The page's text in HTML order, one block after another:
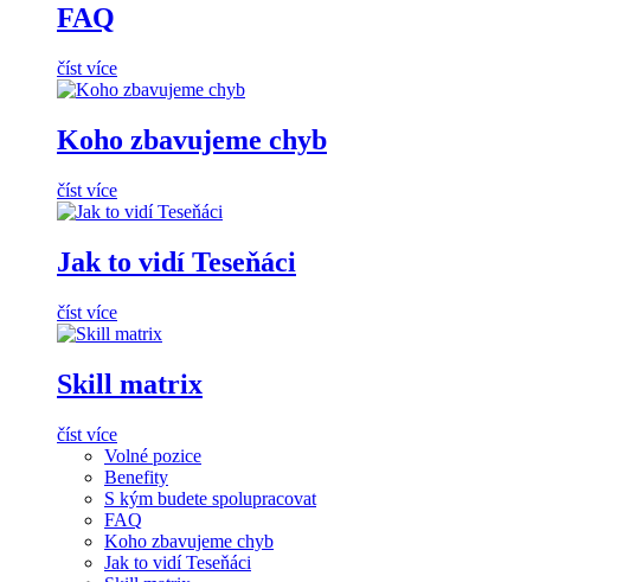
FAQ
číst více
Koho zbavujeme chyb
číst více
Jak to vidí Teseňáci
číst více
Skill matrix
číst více
Volné pozice
Benefity
S kým budete spolupracovat
FAQ
Koho zbavujeme chyb
Jak to vidí Teseňáci